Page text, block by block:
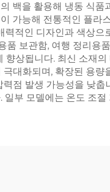
백을 활용해 냉동 식
가능해 전통적인 플
적인 디자인과 색상
품 보관함, 여행 정리
상됩니다. 최신 소재
대화되며, 확장된 용
점 발생 가능성을 낮
부 모델에는 온도 조